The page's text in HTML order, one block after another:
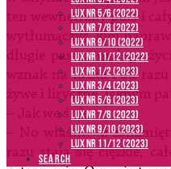
LUX NR 5/6 (2022)
LUX NR 7/8 (2022)
LUX nr 9/10 (2022)
LUX NR 11/12 (2022)
LUX NR 1/2 (2023)
LUX NR 3/4 (2023)
LUX NR 5/6 (2023)
LUX NR 7/8 (2023)
LUX NR 9/10 (2023)
LUX NR 11/12 (2023)
SEARCH
ten wewnętrzny puls i
wytłumaczyć, kim
długie pasma mojego
wznak na łóżku i od
żywe i liryczne, jakbym
– Jak we śnie…
– No właśnie: z
razu stają się ciężkie,